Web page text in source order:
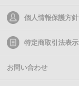
個人情報保護方針
特定商取引法表示
お問い合わせ